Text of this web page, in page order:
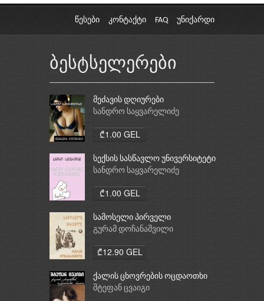
წესები კონტაქტი FAQ უნიქარდი
ბესტსელერები
მეძავის დღიურები
სანდრო საყვარელიძე
₾1.00 GEL
სექსის სასწავლო უნივერსიტეტი
სანდრო საყვარელიძე
₾1.00 GEL
სამოსელი პირველი
გურამ დოჩანაშვილი
₾12.90 GEL
ქალის ცხოვრების ოცდაოთხი
საათი
შტეფან ცვაიგი